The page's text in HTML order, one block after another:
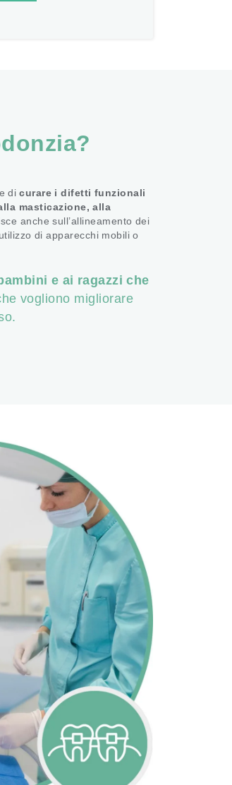
dicurare i difetti funzionali
masticazione, alla
anche sull’allineamento dei
di apparecchi mobili o
e ai ragazzi che
vogliono migliorare